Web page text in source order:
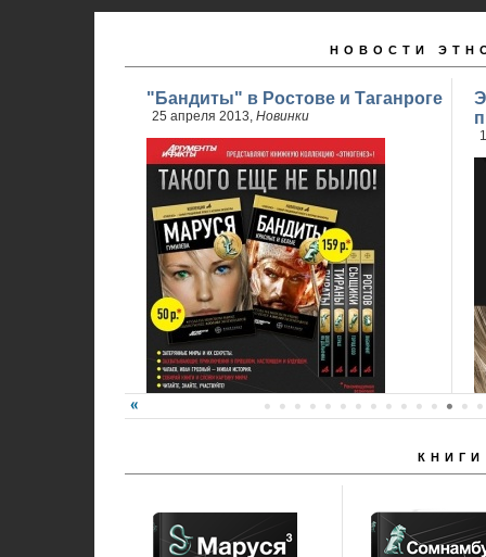
НОВОСТИ
"Бандиты" в Ростове и Таганроге
25 апреля 2013, Новинки
24 апреля стартовали продажи 2 книги
КНИГИ